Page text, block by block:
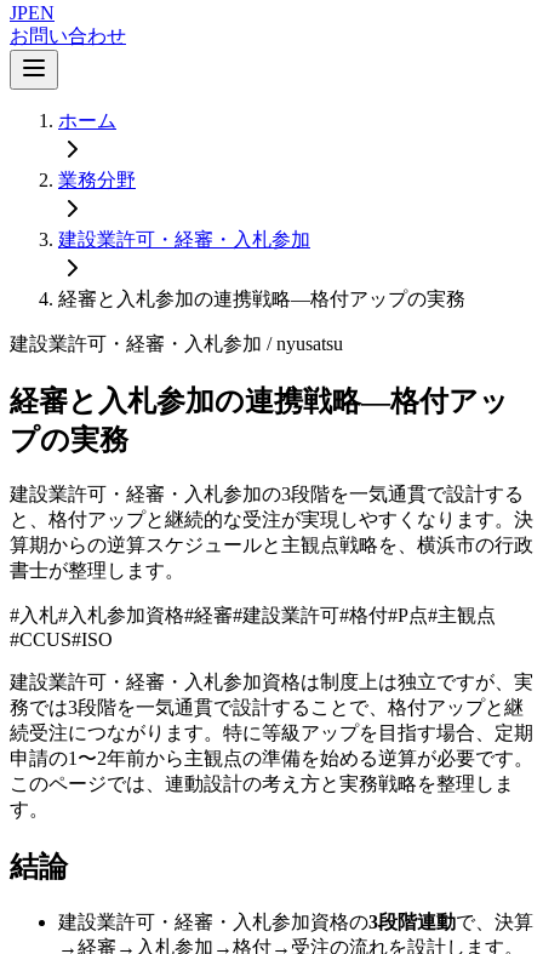
JPEN
お問い合わせ
ホーム
業務分野
建設業許可・経審・入札参加
経審と入札参加の連携戦略—格付アップの実務
建設業許可・経審・入札参加 / nyusatsu
経審と入札参加の連携戦略—格付アッ
プの実務
建設業許可・経審・入札参加の3段階を一気通貫で設計する
と、格付アップと継続的な受注が実現しやすくなります。決
算期からの逆算スケジュールと主観点戦略を、横浜市の行政
書士が整理します。
#入札#入札参加資格#経審#建設業許可#格付#P点#主観点
#CCUS#ISO
建設業許可・経審・入札参加資格は制度上は独立ですが、実
務では3段階を一気通貫で設計することで、格付アップと継
続受注につながります。特に等級アップを目指す場合、定期
申請の1〜2年前から主観点の準備を始める逆算が必要です。
このページでは、連動設計の考え方と実務戦略を整理しま
す。
結論
建設業許可・経審・入札参加資格の3段階連動で、決算
→経審→入札参加→格付→受注の流れを設計します。